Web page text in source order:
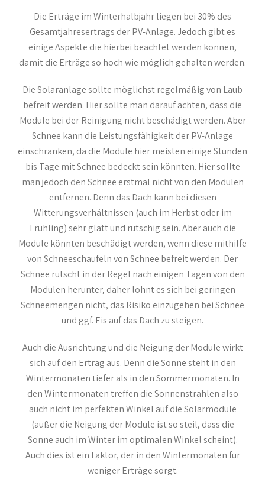
Die Erträge im Winterhalbjahr liegen bei 30% des
Gesamtjahresertrags der PV-Anlage. Jedoch gibt es
einige Aspekte die hierbei beachtet werden können,
damit die Erträge so hoch wie möglich gehalten werden.
Die Solaranlage sollte möglichst regelmäßig von Laub
befreit werden. Hier sollte man darauf achten, dass die
Module bei der Reinigung nicht beschädigt werden. Aber
Schnee kann die Leistungsfähigkeit der PV-Anlage
einschränken, da die Module hier meisten einige Stunden
bis Tage mit Schnee bedeckt sein könnten. Hier sollte
man jedoch den Schnee erstmal nicht von den Modulen
entfernen. Denn das Dach kann bei diesen
Witterungsverhältnissen (auch im Herbst oder im
Frühling) sehr glatt und rutschig sein. Aber auch die
Module könnten beschädigt werden, wenn diese mithilfe
von Schneeschaufeln von Schnee befreit werden. Der
Schnee rutscht in der Regel nach einigen Tagen von den
Modulen herunter, daher lohnt es sich bei geringen
Schneemengen nicht, das Risiko einzugehen bei Schnee
und ggf. Eis auf das Dach zu steigen.
Auch die Ausrichtung und die Neigung der Module wirkt
sich auf den Ertrag aus. Denn die Sonne steht in den
Wintermonaten tiefer als in den Sommermonaten. In
den Wintermonaten treffen die Sonnenstrahlen also
auch nicht im perfekten Winkel auf die Solarmodule
(außer die Neigung der Module ist so steil, dass die
Sonne auch im Winter im optimalen Winkel scheint).
Auch dies ist ein Faktor, der in den Wintermonaten für
weniger Erträge sorgt.